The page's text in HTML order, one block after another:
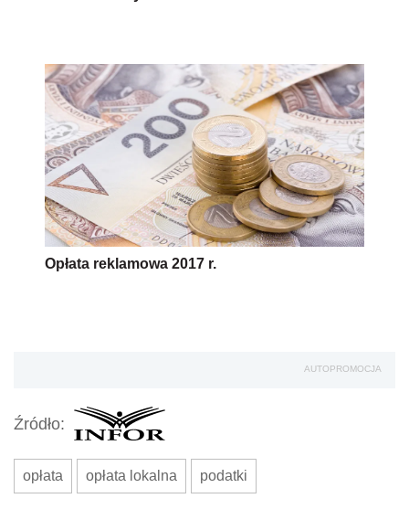
Opłata reklamowa 2017 r.
AUTOPROMOCJA
Źródło:
opłata opłata lokalna podatki